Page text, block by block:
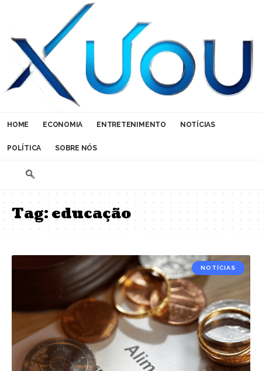
HOME ECONOMIA ENTRETENIMENTO NOTÍCIAS
POLÍTICA SOBRE NÓS
Tag:educação
NOTÍCIAS